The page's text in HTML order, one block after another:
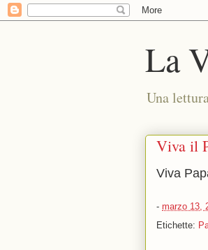
La
Una
Viva il
Viva
- marzo 13,
Etichette: